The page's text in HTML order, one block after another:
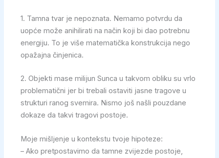
1. Tamna tvar je nepoznata. Nemamo potvrdu da
uopće može anihilirati na način koji bi dao potrebnu
energiju. To je više matematička konstrukcija nego
opažajna činjenica.
2. Objekti mase milijun Sunca u takvom obliku su vrlo
problematični jer bi trebali ostaviti jasne tragove u
strukturi ranog svemira. Nismo još našli pouzdane
dokaze da takvi tragovi postoje.
Moje mišljenje u kontekstu tvoje hipoteze:
– Ako pretpostavimo da tamne zvijezde postoje,